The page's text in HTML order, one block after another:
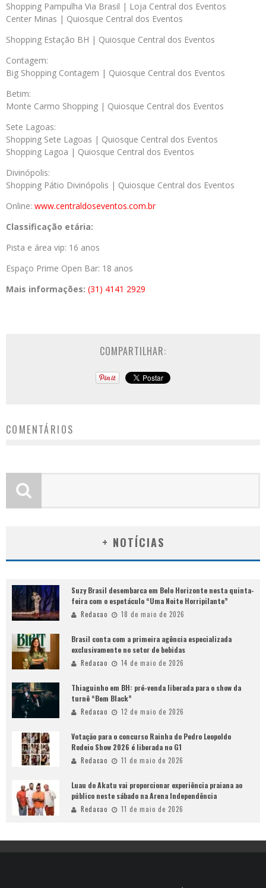
Shopping Pampulha Via Brasil | Loja Central dos Eventos
Center Minas | Quiosque Central dos Eventos
Shopping Estação BH | Quiosque Central dos Eventos
Contagem:
Big Shopping Contagem | Quiosque Central dos Eventos
Betim:
Monte Carmo Shopping | Quiosque Central dos Eventos
Sete Lagoas:
Shopping Sete Lagoas | Quiosque Central dos Eventos
Shopping Lagoa | Quiosque Central dos Eventos
Divinópolis:
Shopping Pátio Divinópolis | Quiosque Central dos Eventos
Online: www.centraldoseventos.com.br
Classificação etária:
Pista e área vip: 16 anos
Espaço Prime Open Bar: 18 anos
Mais informações: (31) 4141 2929
COMPARTILHAR:
COMENTÁRIOS
+ NOTÍCIAS
Suzy Brasil desembarca em Belo Horizonte nesta quinta-
feira com o espetáculo “Uma Noite Horripilante”
Redacao 18 de maio de 2026
Brasil conta com a primeira agência especializada
exclusivamente no setor de bebidas
Redacao 14 de maio de 2026
Thiaguinho em BH: pré-venda liberada para o show da
turnê “Bem Black”
Redacao 12 de maio de 2026
Votação para o concurso Rainha do Pedro Leopoldo
Rodeio Show 2026 é liberada no G1
Redacao 11 de maio de 2026
Luau do Akatu vai proporcionar experiência praiana ao
público neste sábado na Arena Independência
Redacao 11 de maio de 2026